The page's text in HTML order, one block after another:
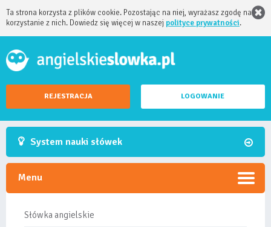
Ta strona korzysta z plików cookie. Pozostając na niej, wyrażasz zgodę na
korzystanie z nich. Dowiedz się więcej w naszej polityce prywatności.
REJESTRACJA LOGOWANIE
System nauki słówek
Menu
Słówka angielskie